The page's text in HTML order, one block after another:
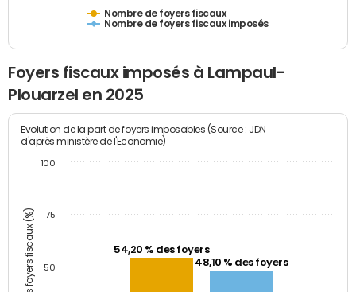
Nombre de foyers fiscaux
Nombre de foyers fiscaux imposés
Foyers fiscaux imposés à Lampaul-
Plouarzel en 2025
Part des foyers fiscaux (%)
Evolution de la part de foyers imposables (Source : JDN
d'après ministère de l'Economie)
54,20 % des foyers
48,10 % des foyers
50
75
100